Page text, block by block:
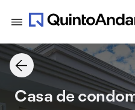
Casa de